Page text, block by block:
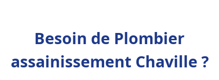
Besoin de Plombier
assainissement Chaville ?